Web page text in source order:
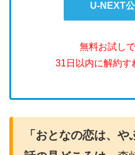
U-NEXT
無料お試し
31日以内に解約す
「おとなの恋は、